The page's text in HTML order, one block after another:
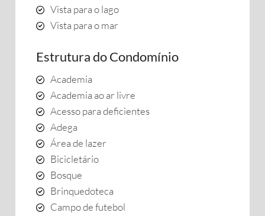
Vista para o lago
Vista para o mar
Estrutura do Condomínio
Academia
Academia ao ar livre
Acesso para deficientes
Adega
Área de lazer
Bicicletário
Bosque
Brinquedoteca
Campo de futebol